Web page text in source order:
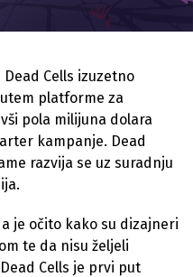
Cells izuzetno
platforme za
pola milijuna dolara
kampanje. Dead
razvija se uz suradnju
je očito kako su dizajneri
te da nisu željeli
Cells je prvi put